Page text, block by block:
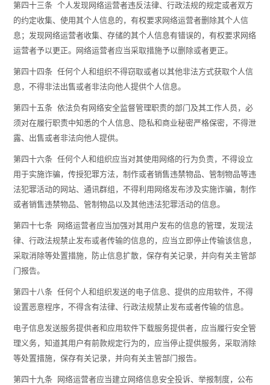
第四十三条 个人发现网络运营者违反法律、行政法规的规定或者双方
的约定收集、使用其个人信息的，有权要求网络运营者删除其个人信
息；发现网络运营者收集、存储的其个人信息有错误的，有权要求网络
运营者予以更正。网络运营者应当采取措施予以删除或者更正。
第四十四条 任何个人和组织不得窃取或者以其他非法方式获取个人信
息，不得非法出售或者非法向他人提供个人信息。
第四十五条 依法负有网络安全监督管理职责的部门及其工作人员，必
须对在履行职责中知悉的个人信息、隐私和商业秘密严格保密，不得泄
露、出售或者非法向他人提供。
第四十六条 任何个人和组织应当对其使用网络的行为负责，不得设立
用于实施诈骗，传授犯罪方法，制作或者销售违禁物品、管制物品等违
法犯罪活动的网站、通讯群组，不得利用网络发布涉及实施诈骗，制作
或者销售违禁物品、管制物品以及其他违法犯罪活动的信息。
第四十七条 网络运营者应当加强对其用户发布的信息的管理，发现法
律、行政法规禁止发布或者传输的信息的，应当立即停止传输该信息，
采取消除等处置措施，防止信息扩散，保存有关记录，并向有关主管部
门报告。
第四十八条 任何个人和组织发送的电子信息、提供的应用软件，不得
设置恶意程序，不得含有法律、行政法规禁止发布或者传输的信息。
电子信息发送服务提供者和应用软件下载服务提供者，应当履行安全管
理义务，知道其用户有前款规定行为的，应当停止提供服务，采取消除
等处置措施，保存有关记录，并向有关主管部门报告。
第四十九条 网络运营者应当建立网络信息安全投诉、举报制度，公布